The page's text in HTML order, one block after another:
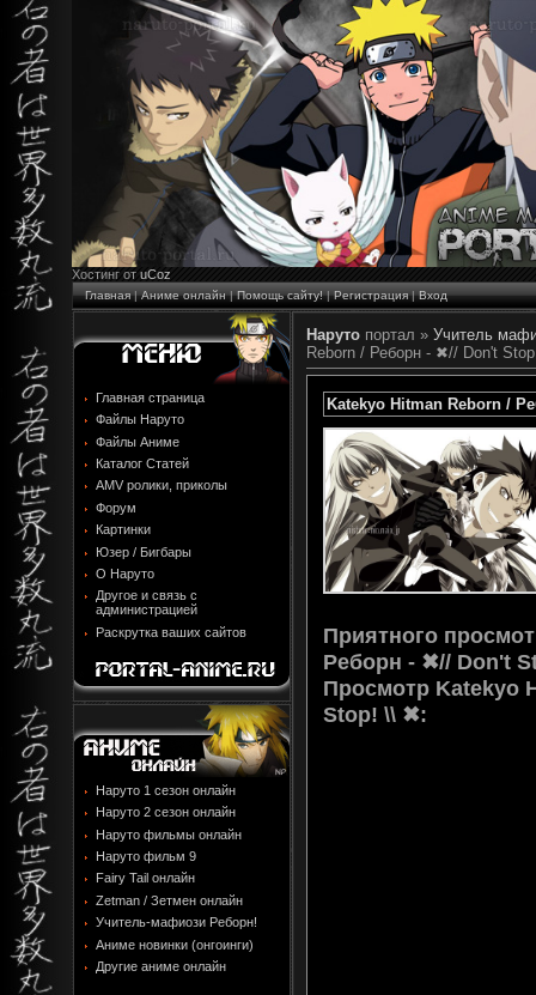
Хостинг от uCoz
Главная|Аниме онлайн|Помощь сайту!|Регистрация|Вход
Главная страница
Файлы Наруто
Файлы Аниме
Каталог Статей
AMV ролики, приколы
Форум
Картинки
Юзер / Бигбары
О Наруто
Другое и связь с
администрацией
Раскрутка ваших сайтов
Наруто 1 сезон онлайн
Наруто 2 сезон онлайн
Наруто фильмы онлайн
Наруто фильм 9
Fairy Tail онлайн
Zetman / Зетмен онлайн
Учитель-мафиози Реборн!
Аниме новинки (онгоинги)
Другие аниме онлайн
Наруто портал » Учитель
Reborn / Реборн - ✖// Don't
Katekyo Hitman Reborn /
Приятного
Реборн - ✖// Don't
Просмотр Katekyo
Stop! \\ ✖: